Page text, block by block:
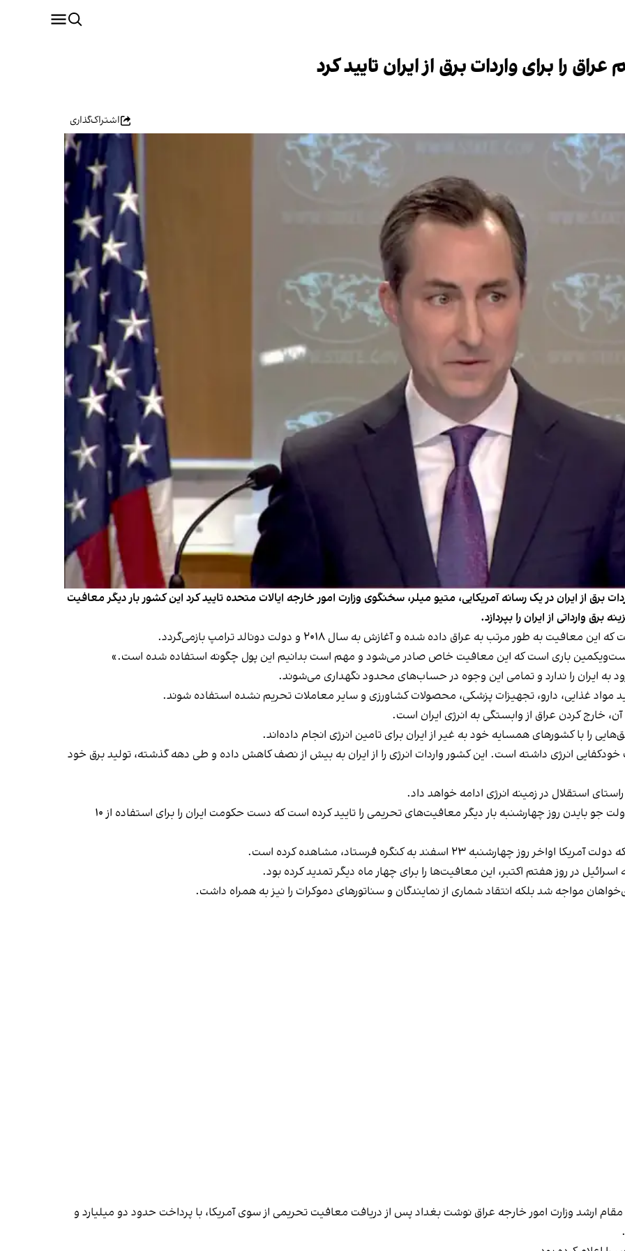
را برای واردات برق از ایران تایید کرد
اشتراک‌گذاری
از ایران در یک رسانه آمریکایی، متیو میلر، سخنگوی وزارت امور خارجه ایالات متحده تایید کرد این کشور بار دیگر معافیت
این معافیت به طور مرتب به عراق داده شده و آغازش به سال ۲۰۱۸ و دولت دونالد ترامپ بازمی‌گردد.
باری است که این معافیت خاص صادر می‌شود و مهم است بدانیم این پول چگونه استفاده شده است.»
به ایران را ندارد و تمامی این وجوه در حساب‌های محدود نگهداری می‌شوند.
مواد غذایی، دارو، تجهیزات پزشکی، محصولات کشاورزی و سایر معاملات تحریم نشده استفاده شوند.
خارج کردن عراق از وابستگی به انرژی ایران است.
را با کشورهای همسایه خود به غیر از ایران برای تامین انرژی انجام داده‌اند.
واقعی به سمت خودکفایی انرژی داشته است. این کشور واردات انرژی را از ایران به بیش از نصف کاهش داده و طی دهه گذشته، تولید برق خود
استقلال در زمینه انرژی ادامه خواهد داد.
دولت جو بایدن روز چهارشنبه بار دیگر معافیت‌های تحریمی را تایید کرده است که دست حکومت ایران را برای استفاده از ۱۰
۲۳ اسفند به کنگره فرستاد، مشاهده کرده است.
در روز هفتم اکتبر، این معافیت‌ها را برای چهار ماه دیگر تمدید کرده بود.
مواجه شد بلکه انتقاد شماری از نمایندگان و سناتورهای دموکرات را نیز به همراه داشت.
ارشد وزارت امور خارجه عراق نوشت بغداد پس از دریافت معافیت تحریمی از سوی آمریکا، با پرداخت حدود دو میلیارد و